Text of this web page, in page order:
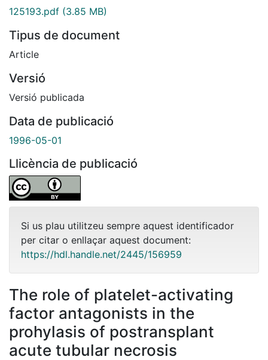
125193.pdf (3.85 MB)
Tipus de document
Article
Versió
Versió publicada
Data de publicació
1996-05-01
Llicència de publicació
Si us plau utilitzeu sempre aquest identificador
per citar o enllaçar aquest document:
https://hdl.handle.net/2445/156959
The role of platelet-activating
factor antagonists in the
prohylasis of postransplant
acute tubular necrosis